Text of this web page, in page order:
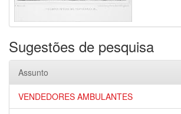
Sugestões de pesquisa
Assunto
VENDEDORES AMBULANTES